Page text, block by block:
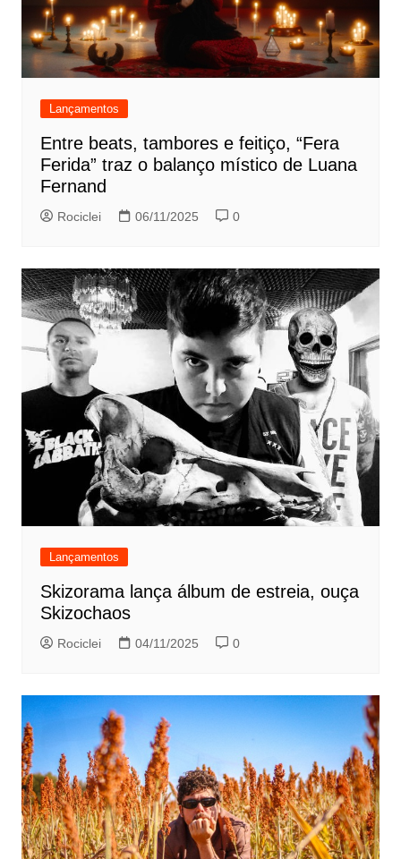
Lançamentos
Entre beats, tambores e feitiço, “Fera
Ferida” traz o balanço místico de Luana
Fernand
Rociclei 06/11/2025 0
Lançamentos
Skizorama lança álbum de estreia, ouça
Skizochaos
Rociclei 04/11/2025 0